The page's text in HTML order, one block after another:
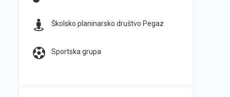
Školsko planinarsko društvo Pegaz
Sportska grupa